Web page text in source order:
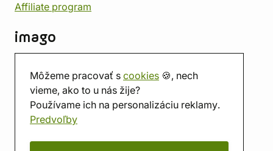
Môžeme pracovať s cookies 🍪, nech
vieme, ako to u nás žije?
Používame ich na personalizáciu reklamy.
Predvoľby
Affiliate program
imago
Predajňa
Herňa
O nás
Hodnotenie obchodu